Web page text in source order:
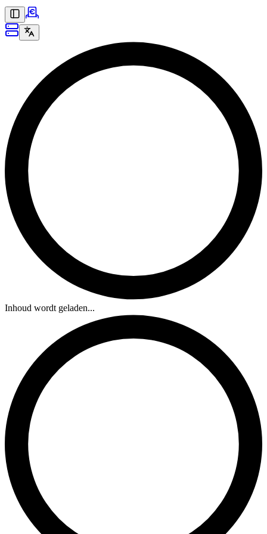
Inhoud wordt geladen...